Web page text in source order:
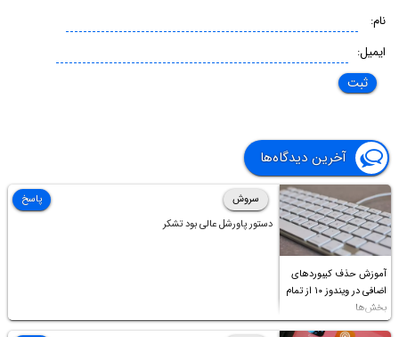
نام:
ایمیل:
آخرین دیدگاه‌ها
آموزش حذف کیبوردهای
اضافی در ویندوز ۱۰ از تمام
بخش‌ها
سروش
دستور پاورشل عالی بود تشکر
پاسخ